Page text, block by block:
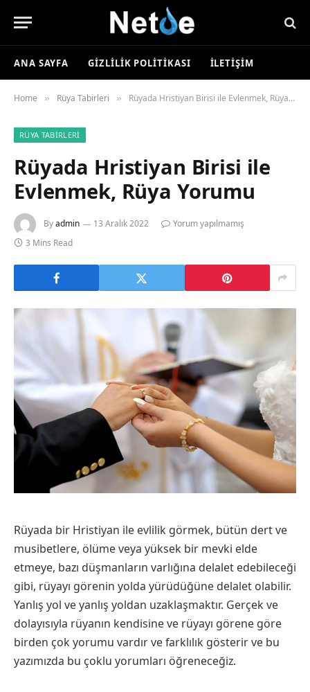
ANA SAYFA GIZLILIK POLITIKASI İLETIŞIM
Home » Rüya Tabirleri » Rüyada Hristiyan Birisi ile Evlenmek, Rüya Yorumu
RÜYA TABIRLERI
Rüyada Hristiyan Birisi ile
Evlenmek, Rüya Yorumu
Byadmin 13 Aralık 2022
Yorum yapılmamış
3 Mins Read
Rüyada bir Hristiyan ile evlilik görmek, bütün dert ve
musibetlere, ölüme veya yüksek bir mevki elde
etmeye, bazı düşmanların varlığına delalet edebileceği
gibi, rüyayı görenin yolda yürüdüğüne delalet olabilir.
Yanlış yol ve yanlış yoldan uzaklaşmaktır. Gerçek ve
dolayısıyla rüyanın kendisine ve rüyayı görene göre
birden çok yorumu vardır ve farklılık gösterir ve bu
yazımızda bu çoklu yorumları öğreneceğiz.